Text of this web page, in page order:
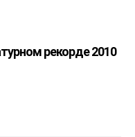
рекорде 2010